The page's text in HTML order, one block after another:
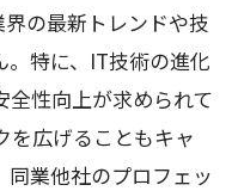
の最新トレンドや技
特に、IT技術の進化
全性向上が求められて
を広げることもキャ
同業他社のプロフェッ